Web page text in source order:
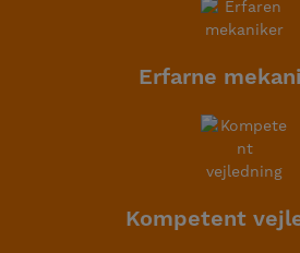
Erfarne
Kompetent